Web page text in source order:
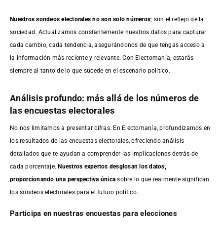
Nuestros sondeos electorales no son solo números; son el reflejo de la
sociedad. Actualizamos constantemente nuestros datos para capturar
cada cambio, cada tendencia, asegurándonos de que tengas acceso a
la información más reciente y relevante. Con Electomanía, estarás
siempre al tanto de lo que sucede en el escenario político.
Análisis profundo: más allá de los números de
las encuestas electorales
No nos limitamos a presentar cifras. En Electomanía, profundizamos en
los resultados de las encuestas electorales, ofreciendo análisis
detallados que te ayudan a comprender las implicaciones detrás de
cada porcentaje.Nuestros expertos desglosan los datos,
proporcionando una perspectiva única sobre lo que realmente significan
los sondeos electorales para el futuro político.
Participa en nuestras encuestas para elecciones